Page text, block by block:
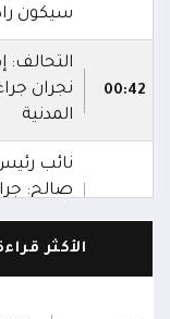
سيكون
00:42
نجران
المدنية
نائب
صالح:
أداء
صنعاء
الأكثر